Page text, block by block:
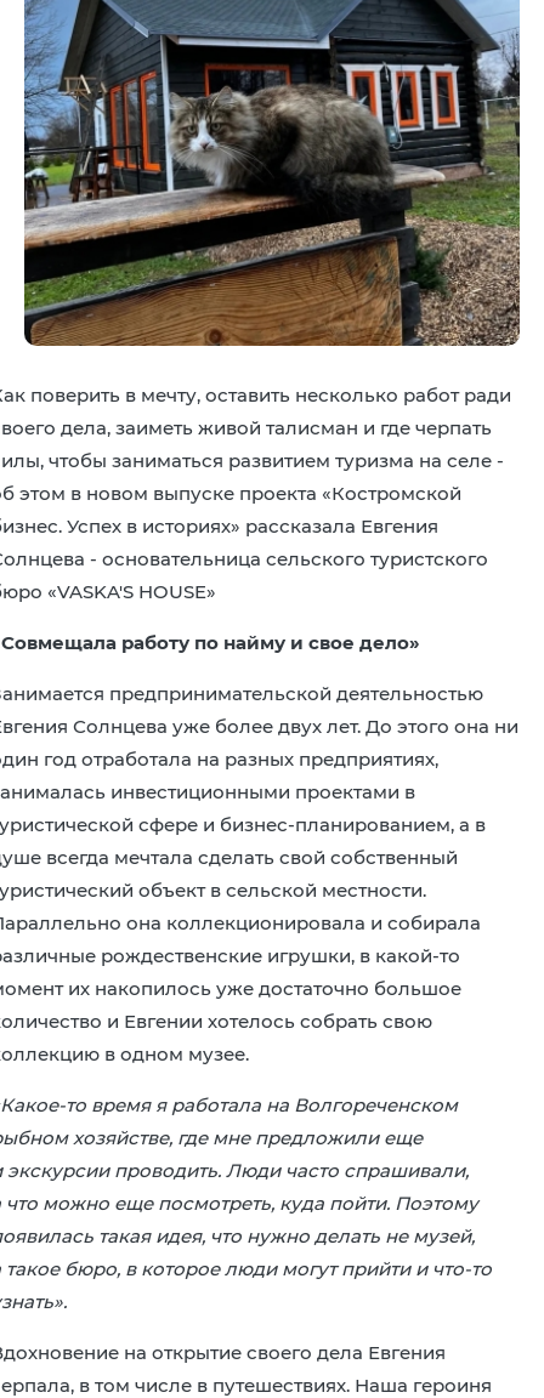
поверить в мечту, оставить несколько работ ради
дела, заиметь живой талисман и где черпать
чтобы заниматься развитием туризма на селе -
этом в новом выпуске проекта «Костромской
Успех в историях» рассказала Евгения
- основательница сельского туристского
«VASKA'S HOUSE»
работу по найму и свое дело»
предпринимательской деятельностью
Солнцева уже более двух лет. До этого она ни
год отработала на разных предприятиях,
инвестиционными проектами в
сфере и бизнес-планированием, а в
всегда мечтала сделать свой собственный
объект в сельской местности.
она коллекционировала и собирала
рождественские игрушки, в какой-то
их накопилось уже достаточно большое
и Евгении хотелось собрать свою
в одном музее.
то время я работала на Волгореченском
хозяйстве, где мне предложили еще
экскурсии проводить. Люди часто спрашивали,
что можно еще посмотреть, куда пойти. Поэтому
такая идея, что нужно делать не музей,
такое бюро, в которое люди могут прийти и что-то
на открытие своего дела Евгения
в том числе в путешествиях. Наша героиня